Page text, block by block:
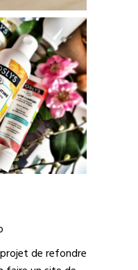
de refondre